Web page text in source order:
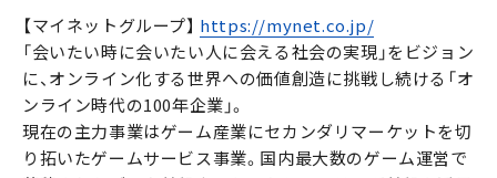
【マイネットグループ】 https://mynet.co.jp/
「会いたい時に会いたい人に会える社会の実現」をビジョン
に、オンライン化する世界への価値創造に挑戦し続ける「オ
ンライン時代の100年企業」。
現在の主力事業はゲーム産業にセカンダリマーケットを切
り拓いたゲームサービス事業。国内最大数のゲーム運営で